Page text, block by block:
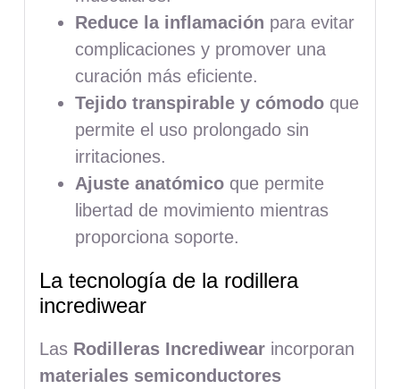
Reduce la inflamación para evitar
complicaciones y promover una
curación más eficiente.
Tejido transpirable y cómodoque
permite el uso prolongado sin
irritaciones.
Ajuste anatómicoque permite
libertad de movimiento mientras
proporciona soporte.
La tecnología de la rodillera
incrediwear
Las Rodilleras Incrediwearincorporan
materiales semiconductores